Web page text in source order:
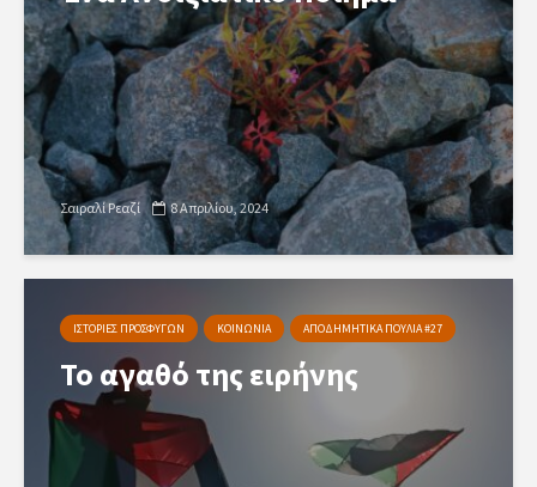
Σαιραλί Ρεαζί 8 Απριλίου, 2024
ΙΣΤΟΡΙΕΣ ΠΡΟΣΦΥΓΩΝ ΚΟΙΝΩΝΙΑ ΑΠΟΔΗΜΗΤΙΚΑ ΠΟΥΛΙΑ #27
Το αγαθό της ειρήνης